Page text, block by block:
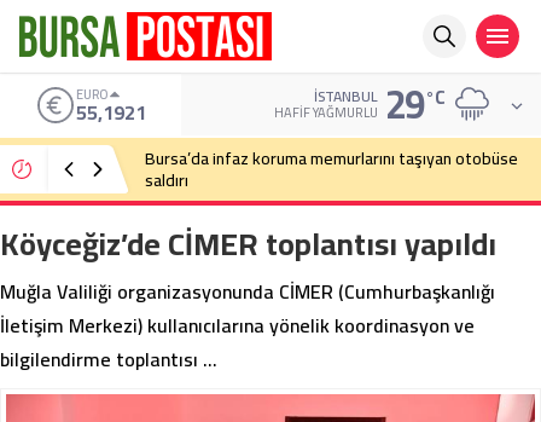
ALTIN
6.659,09 İSTANBUL
HAFIF YAĞMURLU 29°C
Bursa’da cadde ortasında bıçaklı kavga
Köyceğiz’de CİMER toplantısı yapıldı
Muğla Valiliği organizasyonunda CİMER (Cumhurbaşkanlığı
İletişim Merkezi) kullanıcılarına yönelik koordinasyon ve
bilgilendirme toplantısı …